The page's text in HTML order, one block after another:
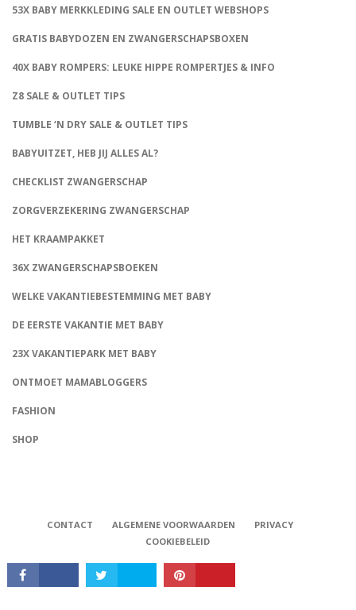
53X BABY MERKKLEDING SALE EN OUTLET WEBSHOPS
GRATIS BABYDOZEN EN ZWANGERSCHAPSBOXEN
40X BABY ROMPERS: LEUKE HIPPE ROMPERTJES & INFO
Z8 SALE & OUTLET TIPS
TUMBLE ‘N DRY SALE & OUTLET TIPS
BABYUITZET, HEB JIJ ALLES AL?
CHECKLIST ZWANGERSCHAP
ZORGVERZEKERING ZWANGERSCHAP
HET KRAAMPAKKET
36X ZWANGERSCHAPSBOEKEN
WELKE VAKANTIEBESTEMMING MET BABY
DE EERSTE VAKANTIE MET BABY
23X VAKANTIEPARK MET BABY
ONTMOET MAMABLOGGERS
FASHION
SHOP
CONTACT ALGEMENE VOORWAARDEN
PRIVACY
COOKIEBELEID
Babystraatje.nl, Copyright © 2019